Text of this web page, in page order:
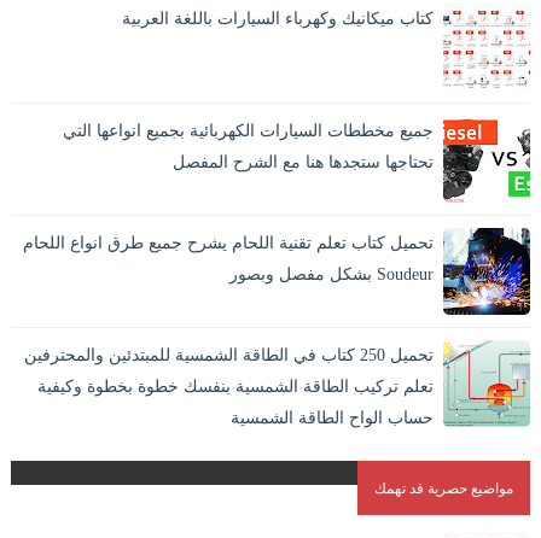
كتاب ميكانيك وكهرباء السيارات باللغة العربية
جميع مخططات السيارات الكهربائية بجميع انواعها التي
تحتاجها ستجدها هنا مع الشرح المفصل
تحميل كتاب تعلم تقنية اللحام يشرح جميع طرق انواع اللحام
Soudeur بشكل مفصل وبصور
المستقرة لاندم...تحميل 250 كتاب في الطاقة الشمسية للمبتدئين والمحترفين
تعلم تركيب الطاقة الشمسية بنفسك خطوة بخطوة وكيفية
حساب الواح الطاقة الشمسية
مواضيع حصرية قد تهمك